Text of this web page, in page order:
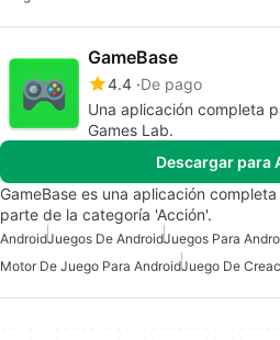
GameBase
4.4 De pago
Una aplicación completa
Games Lab.
Descargar para
GameBase es una aplicación
parte de la categoría 'Acción'.
AndroidJuegos De AndroidJuegos Para
Motor De Juego Para AndroidJuego De